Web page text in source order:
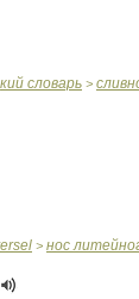
словарь >
> нос